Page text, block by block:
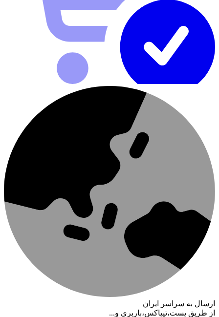
ارسال به سراسر ایران
از طریق پست،تیپاکس،باربری و...